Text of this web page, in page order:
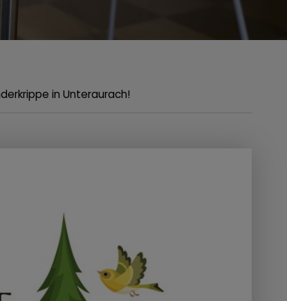
in Unteraurach!